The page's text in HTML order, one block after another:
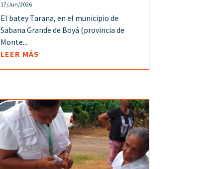
17/Jun/2026
El batey Tarana, en el municipio de
Sabana Grande de Boyá (provincia de
Monte...
LEER MÁS